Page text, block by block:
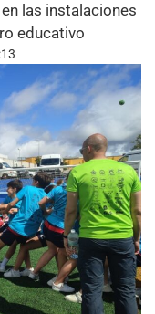
las instalaciones
educativo